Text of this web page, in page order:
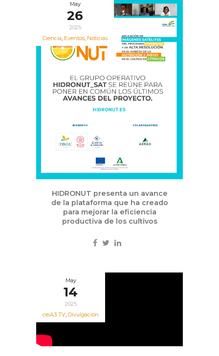
May
26
2025
Ciencia, Eventos, Noticias
HIDRONUT presenta un avance
de la plataforma que ha creado
para mejorar la eficiencia
productiva de los cultivos
May
14
2025
ceiA3 TV, Divulgación